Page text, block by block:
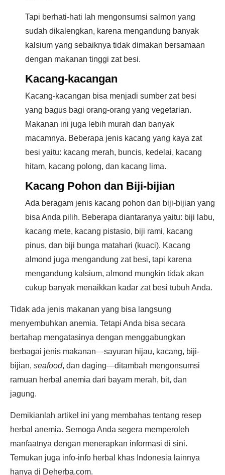
Tapi berhati-hati lah mengonsumsi salmon yang
sudah dikalengkan, karena mengandung banyak
kalsium yang sebaiknya tidak dimakan bersamaan
dengan makanan tinggi zat besi.
Kacang-kacangan
Kacang-kacangan bisa menjadi sumber zat besi
yang bagus bagi orang-orang yang vegetarian.
Makanan ini juga lebih murah dan banyak
macamnya. Beberapa jenis kacang yang kaya zat
besi yaitu: kacang merah, buncis, kedelai, kacang
hitam, kacang polong, dan kacang lima.
Kacang Pohon dan Biji-bijian
Ada beragam jenis kacang pohon dan biji-bijian yang
bisa Anda pilih. Beberapa diantaranya yaitu: biji labu,
kacang mete, kacang pistasio, biji rami, kacang
pinus, dan biji bunga matahari (kuaci). Kacang
almond juga mengandung zat besi, tapi karena
mengandung kalsium, almond mungkin tidak akan
cukup banyak menaikkan kadar zat besi tubuh Anda.
Tidak ada jenis makanan yang bisa langsung
menyembuhkan anemia. Tetapi Anda bisa secara
bertahap mengatasinya dengan menggabungkan
berbagai jenis makanan—sayuran hijau, kacang, biji-
bijian, seafood, dan daging—ditambah mengonsumsi
ramuan herbal anemia dari bayam merah, bit, dan
jagung.
Demikianlah artikel ini yang membahas tentang resep
herbal anemia. Semoga Anda segera memperoleh
manfaatnya dengan menerapkan informasi di sini.
Temukan juga info-info herbal khas Indonesia lainnya
hanya di Deherba.com.